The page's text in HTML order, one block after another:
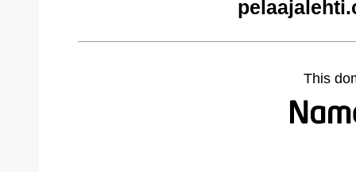
This